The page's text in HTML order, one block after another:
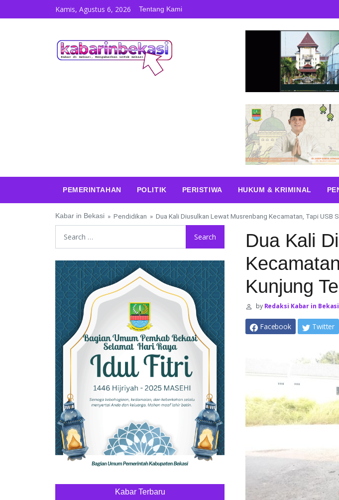
Skip to contentKamis, Agustus 6, 2026 Tentang Kami
PEMERINTAHAN POLITIK PERISTIWA HUKUM & KRIMINAL
Kabar in Bekasi » Pendidikan » Dua Kali Diusulkan Lewat Musrenbang Kecamatan, Tapi USB
Dua Kali
Kunjung
byRedaksi Kabar in Bekasi
Facebook Twitter
Kabar Terbaru